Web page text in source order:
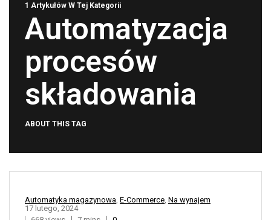
1 Artykułów W Tej Kategorii
Automatyzacja
procesów
składowania
ABOUT THIS TAG
Automatyka magazynowa, E-Commerce, Na wynajem
17 lutego, 2024